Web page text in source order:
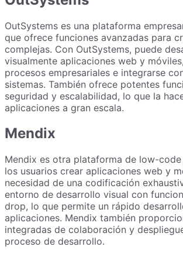
OutSystems es una plataforma
que ofrece funciones avanzadas para
complejas. Con OutSystems, puede
visualmente aplicaciones web y
procesos empresariales e integrarse
sistemas. También ofrece potentes
seguridad y escalabilidad, lo que la
aplicaciones a gran escala.
Mendix
Mendix es otra plataforma de low-
los usuarios crear aplicaciones web y
necesidad de una codificación
entorno de desarrollo visual con
drop, lo que permite un rápido
aplicaciones. Mendix también
integradas de colaboración y
proceso de desarrollo.